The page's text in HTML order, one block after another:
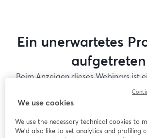
Ein unerwartetes
aufgetreten
Beim Anzeigen dieses Webinars ist
Problem aufgetreten. Bitte
We use cookies
We use the necessary technical cookies to
We'd also like to set analytics and profiling